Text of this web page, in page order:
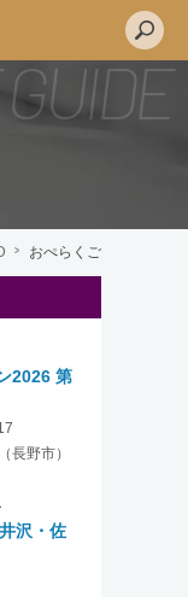
おぺらくご
2026 第
長野市）
沢・佐